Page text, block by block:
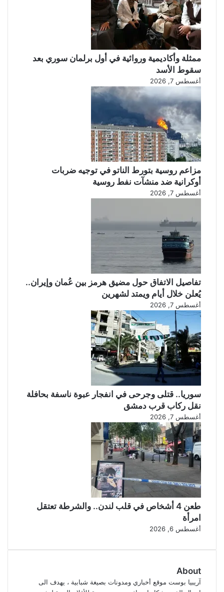
ممثلة وأكاديمية وروائية في أول برلمان سوري بعد
سقوط الأسد
أغسطس 7, 2026
مزاعم روسية بتورط الناتو في توجيه ضربات
أوكرانية ضد منشآت نفط روسية
أغسطس 7, 2026
تفاصيل الاتفاق حول مضيق هرمز بين عُمان وإيران..
يُعلن خلال أيام ويمتد لشهرين
أغسطس 7, 2026
سوريا.. قتلى وجرحى في انفجار عبوة ناسفة بحافلة
نقل ركاب قرب دمشق
أغسطس 7, 2026
طعن 4 أشخاص في قلب لندن.. والشرطة تعتقل
امرأة
أغسطس 6, 2026
About
آريبيا بوست موقع أخباري ومدونات بصيغة شبابية ، يهدف الى